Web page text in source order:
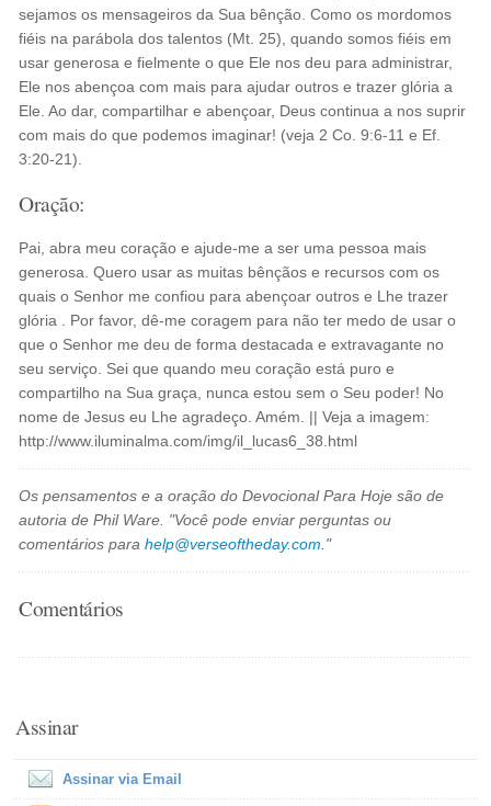
sejamos os mensageiros da Sua bênção. Como os mordomos
fiéis na parábola dos talentos (Mt. 25), quando somos fiéis em
usar generosa e fielmente o que Ele nos deu para administrar,
Ele nos abençoa com mais para ajudar outros e trazer glória a
Ele. Ao dar, compartilhar e abençoar, Deus continua a nos suprir
com mais do que podemos imaginar! (veja 2 Co. 9:6-11 e Ef.
3:20-21).
Oração:
Pai, abra meu coração e ajude-me a ser uma pessoa mais
generosa. Quero usar as muitas bênçãos e recursos com os
quais o Senhor me confiou para abençoar outros e Lhe trazer
glória . Por favor, dê-me coragem para não ter medo de usar o
que o Senhor me deu de forma destacada e extravagante no
seu serviço. Sei que quando meu coração está puro e
compartilho na Sua graça, nunca estou sem o Seu poder! No
nome de Jesus eu Lhe agradeço. Amém. || Veja a imagem:
http://www.iluminalma.com/img/il_lucas6_38.html
Os pensamentos e a oração do Devocional Para Hoje são de
autoria de Phil Ware. "Você pode enviar perguntas ou
comentários parahelp@verseoftheday.com ."
Comentários
Assinar
Assinar via Email